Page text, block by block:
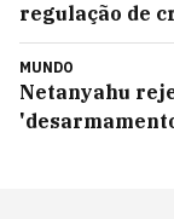
regulação de
MUNDO
Netanyahu